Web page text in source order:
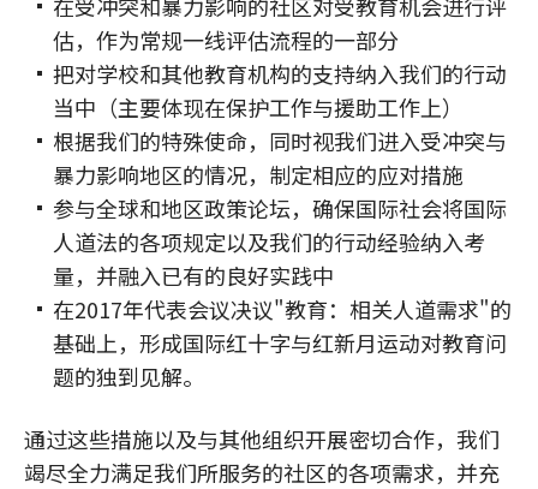
估，作为常规一线评估流程的一部分
把对学校和其他教育机构的支持纳入我们的行动
当中（主要体现在保护工作与援助工作上）
根据我们的特殊使命，同时视我们进入受冲突与
暴力影响地区的情况，制定相应的应对措施
参与全球和地区政策论坛，确保国际社会将国际
人道法的各项规定以及我们的行动经验纳入考
量，并融入已有的良好实践中
在2017年代表会议决议"教育：相关人道需求"的
基础上，形成国际红十字与红新月运动对教育问
题的独到见解。
通过这些措施以及与其他组织开展密切合作，我们
竭尽全力满足我们所服务的社区的各项需求，并充